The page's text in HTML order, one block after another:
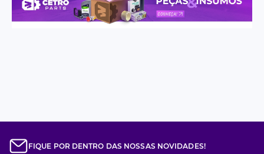
FIQUE POR DENTRO DAS NOSSAS NOVIDADES!